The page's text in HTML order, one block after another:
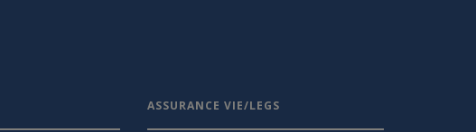
ASSURANCE VIE/LEGS